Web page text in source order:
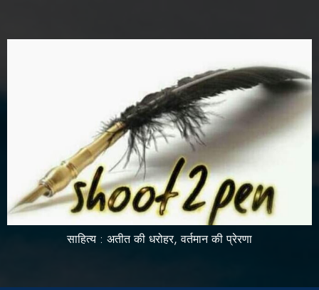
साहित्य : अतीत की धरोहर, वर्तमान की प्रेरणा